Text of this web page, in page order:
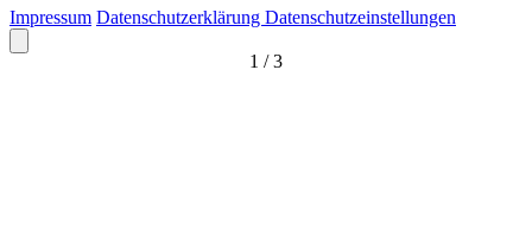
1 /3
Impressum Datenschutzerklärung Datenschutzeinstellungen